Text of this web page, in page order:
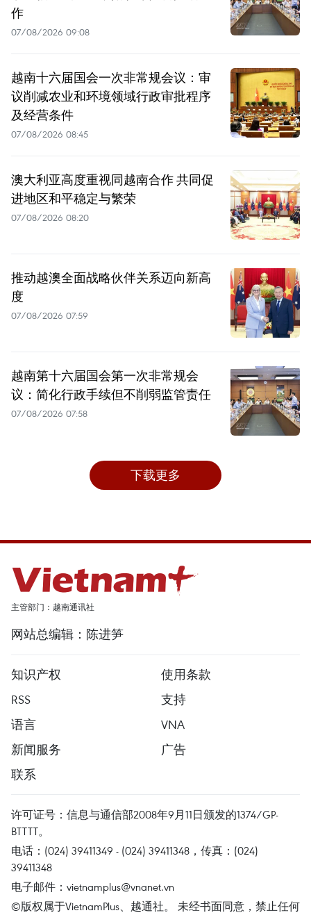
作
07/08/2026 09:08
越南十六届国会一次非常规会议：审
议削减农业和环境领域行政审批程序
及经营条件
07/08/2026 08:45
澳大利亚高度重视同越南合作 共同促
进地区和平稳定与繁荣
07/08/2026 08:20
推动越澳全面战略伙伴关系迈向新高
度
07/08/2026 07:59
越南第十六届国会第一次非常规会
议：简化行政手续但不削弱监管责任
07/08/2026 07:58
下载更多
主管部门：越南通讯社
网站总编辑：陈进笋
知识产权
使用条款
RSS
支持
语言
VNA
新闻服务
广告
联系
许可证号：信息与通信部2008年9月11日颁发的1374/GP-
BTTTT。
电话：(024) 39411349 - (024) 39411348，传真：(024)
39411348
电子邮件： vietnamplus@vnanet.vn
©版权属于VietnamPlus、越通社。 未经书面同意，禁止任何